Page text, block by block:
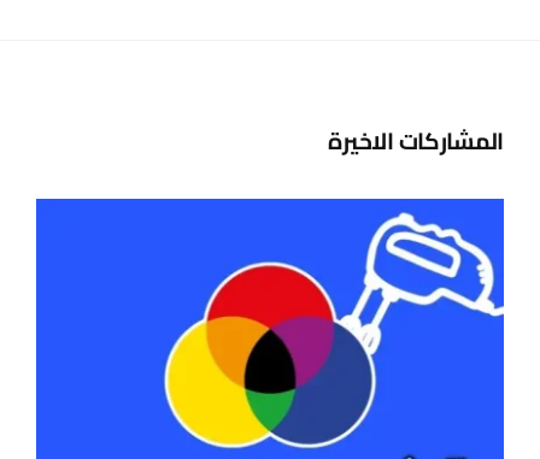
المشاركات الاخيرة